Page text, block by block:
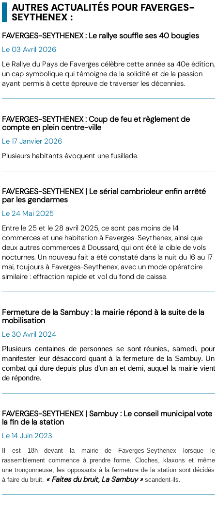
AUTRES ACTUALITÉS POUR FAVERGES-
SEYTHENEX :
FAVERGES-SEYTHENEX : Le rallye souffle ses 40 bougies
Le 03 Avril 2026
Le Rallye du Pays de Faverges célèbre cette année sa 40e édition,
un cap symbolique qui témoigne de la solidité et de la passion
ayant permis à cette épreuve de traverser les décennies.
FAVERGES-SEYTHENEX : Coup de feu et règlement de
compte en plein centre-ville
Le 17 Janvier 2026
Plusieurs habitants évoquent une fusillade.
FAVERGES-SEYTHENEX | Le sérial cambrioleur enfin arrêté
par les gendarmes
Le 24 Mai 2025
Entre le 25 et le 28 avril 2025, ce sont pas moins de 14
commerces et une habitation à Faverges-Seythenex, ainsi que
deux autres commerces à Doussard, qui ont été la cible de vols
nocturnes. Un nouveau fait a été constaté dans la nuit du 16 au 17
mai, toujours à Faverges-Seythenex, avec un mode opératoire
similaire : effraction rapide et vol du fond de caisse.
Fermeture de la Sambuy : la mairie répond à la suite de la
mobilisation
Le 30 Avril 2024
Plusieurs centaines de personnes se sont réunies, samedi, pour
manifester leur désaccord quant à la fermeture de la Sambuy. Un
combat qui dure depuis plus d’un an et demi, auquel la mairie vient
de répondre.
FAVERGES-SEYTHENEX | Sambuy : Le conseil municipal vote
la fin de la station
Le 14 Juin 2023
Il est 18h devant la mairie de Faverges-Seythenex lorsque le
rassemblement commence à prendre forme. Cloches, klaxons et même
une tronçonneuse, les opposants à la fermeture de la station sont décidés
à faire du bruit. « Faites du bruit, La Sambuy » scandent-ils.